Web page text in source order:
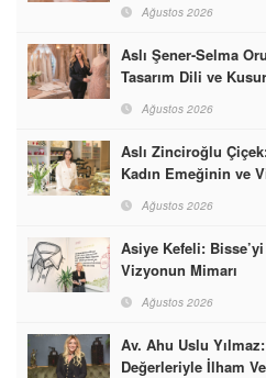
Ağustos 2026
Aslı Şener-Selma
Tasarım Dili ve
Ağustos 2026
Aslı Zinciroğlu
Kadın Emeğinin ve
Ağustos 2026
Asiye Kefeli:
Vizyonun Mimarı
Ağustos 2026
Av. Ahu Uslu
Değerleriyle İlham